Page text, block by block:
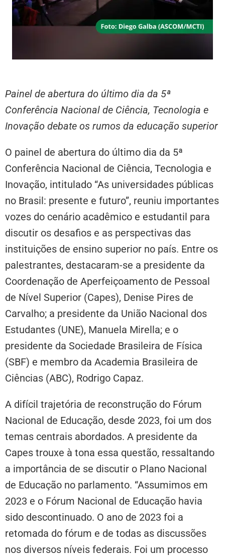
Painel de abertura do último dia da 5ª
Conferência Nacional de Ciência, Tecnologia e
Inovação debate os rumos da educação superior
O painel de abertura do último dia da 5ª
Conferência Nacional de Ciência, Tecnologia e
Inovação, intitulado “As universidades públicas
no Brasil: presente e futuro”, reuniu importantes
vozes do cenário acadêmico e estudantil para
discutir os desafios e as perspectivas das
instituições de ensino superior no país. Entre os
palestrantes, destacaram-se a presidente da
Coordenação de Aperfeiçoamento de Pessoal
de Nível Superior (Capes), Denise Pires de
Carvalho; a presidente da União Nacional dos
Estudantes (UNE), Manuela Mirella; e o
presidente da Sociedade Brasileira de Física
(SBF) e membro da Academia Brasileira de
Ciências (ABC), Rodrigo Capaz.
A difícil trajetória de reconstrução do Fórum
Nacional de Educação, desde 2023, foi um dos
temas centrais abordados. A presidente da
Capes trouxe à tona essa questão, ressaltando
a importância de se discutir o Plano Nacional
de Educação no parlamento. “Assumimos em
2023 e o Fórum Nacional de Educação havia
sido descontinuado. O ano de 2023 foi a
retomada do fórum e de todas as discussões
nos diversos níveis federais. Foi um processo